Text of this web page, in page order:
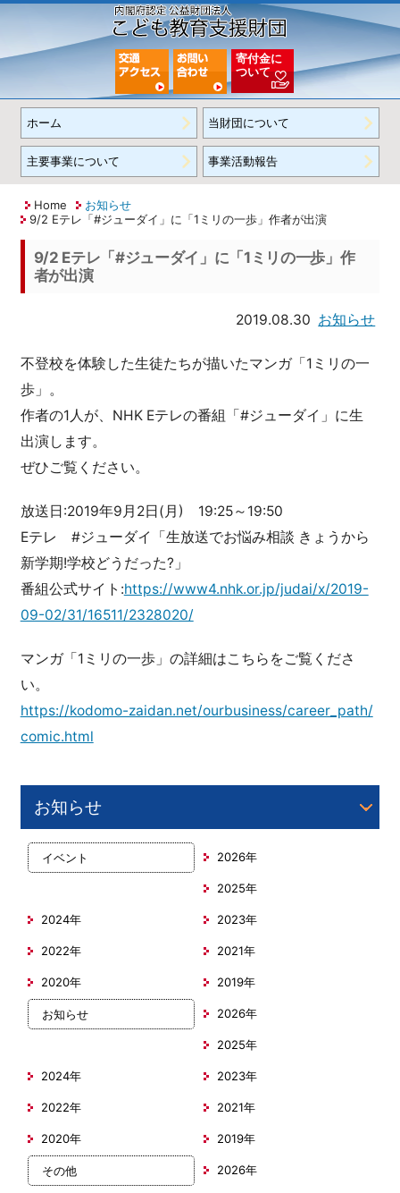
寄付金に
ついて
ホーム 当財団について
主要事業について 事業活動報告
Home
お知らせ
9/2 Eテレ「#ジューダイ」に「1ミリの一歩」作者が出演
9/2 Eテレ「#ジューダイ」に「1ミリの一歩」作
者が出演
2019.08.30 お知らせ
不登校を体験した生徒たちが描いたマンガ「1ミリの一
歩」。
作者の1人が、NHK Eテレの番組「#ジューダイ」に生
出演します。
ぜひご覧ください。
放送日:2019年9月2日(月) 19:25～19:50
Eテレ #ジューダイ「生放送でお悩み相談 きょうから
新学期!学校どうだった?」
番組公式サイト:https://www4.nhk.or.jp/judai/x/2019-
09-02/31/16511/2328020/
マンガ「1ミリの一歩」の詳細はこちらをご覧くださ
い。
https://kodomo-zaidan.net/ourbusiness/career_path/
comic.html
お知らせ
イベント 2026年
2025年
2024年 2023年
2022年 2021年
2020年 2019年
お知らせ 2026年
2025年
2024年 2023年
2022年 2021年
2020年 2019年
その他 2026年